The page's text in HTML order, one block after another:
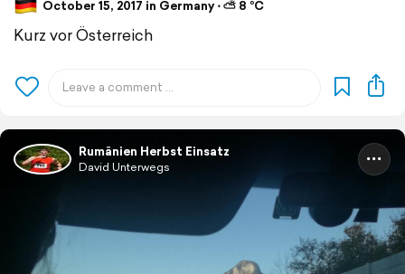
October 15, 2017 in Germany ⋅ ⛅ 8 °C
Kurz vor Österreich
Rumänien Herbst Einsatz
David Unterwegs